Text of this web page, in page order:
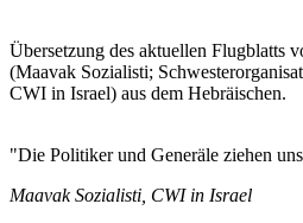
Übersetzung des aktuellen Flugblatts
(Maavak Sozialisti;
CWI in Israel) aus dem Hebräischen.
"Die Politiker und Generäle ziehen
Maavak Sozialisti, CWI in Israel